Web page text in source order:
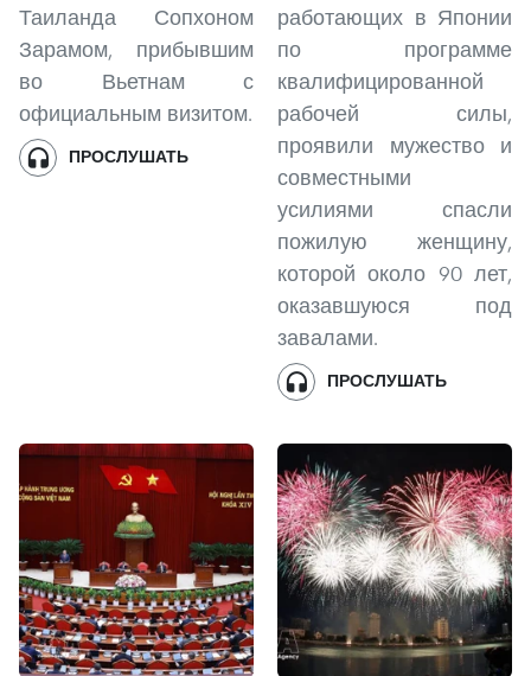
Таиланда Сопхоном
Зарамом, прибывшим
во Вьетнам с
официальным визитом.
ПРОСЛУШАТЬ
работающих в Японии
по программе
квалифицированной
рабочей силы,
проявили мужество и
совместными
усилиями спасли
пожилую женщину,
которой около 90 лет,
оказавшуюся под
завалами.
ПРОСЛУШАТЬ